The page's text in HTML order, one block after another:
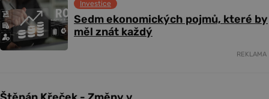
Sedm ekonomických pojmů, které by
měl znát každý
Investice
REKLAMA